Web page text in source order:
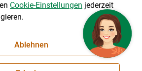
Cookie-Einstellungen jederzeit
Ablehnen